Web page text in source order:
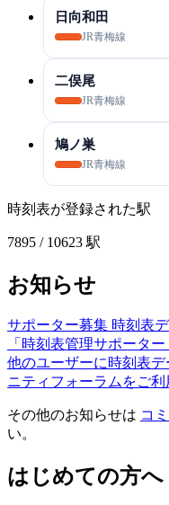
日向和田
JR青梅線
二俣尾
JR青梅線
鳩ノ巣
JR青梅線
時刻表が登録された駅
7895 / 10623 駅
お知らせ
サポーター募集 時刻表
「時刻表管理サポータ
他のユーザーに時刻表
ニティフォーラムをご利
その他のお知らせは コ
い。
はじめての方へ